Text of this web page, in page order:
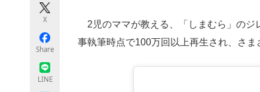
X
Share
LINE
2児のママが教える、「しまむら」のジ
事執筆時点で100万回以上再生され、さま